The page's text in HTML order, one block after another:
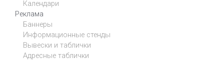
Календари
Реклама
Баннеры
Информационные стенды
Вывески и таблички
Адресные таблички